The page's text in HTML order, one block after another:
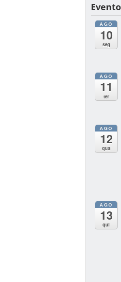
AGO
10
seg
AGO
11
ter
AGO
12
qua
AGO
13
qui